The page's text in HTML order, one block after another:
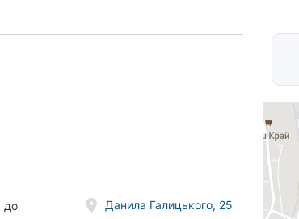
до
Данила Галицького, 25